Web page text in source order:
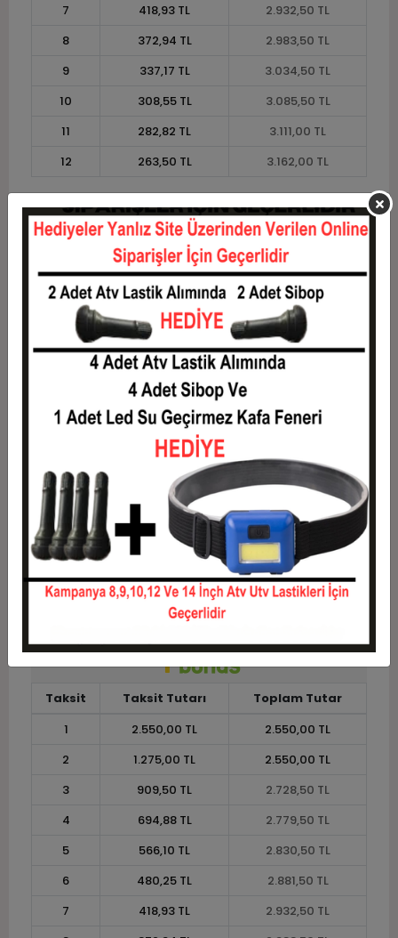
7
418,93 TL
2.932,50 TL
8
372,94 TL
2.983,50 TL
9
337,17 TL
3.034,50 TL
10
308,55 TL
3.085,50 TL
11
282,82 TL
3.111,00 TL
12
263,50 TL 3.162,00 TL
Taksit Tutarı
Toplam Tutar
1
2.550,00 TL
2.550,00 TL
1.275,00 TL
2.550,00 TL
909,50 TL
2.728,50 TL
694,88 TL
2.779,50 TL
566,10 TL
6
480,25 TL
2.881,50 TL
418,93 TL
2.932,50 TL
8
372,94 TL
2.983,50 TL
9
337,17 TL
3.034,50 TL
10
308,55 TL
3.085,50 TL
11
282,82 TL
3.111,00 TL
263,50 TL
Taksit Taksit Tutarı
Toplam Tutar
1
2.550,00 TL
2.550,00 TL
2
1.275,00 TL
2.550,00 TL
3
909,50 TL
2.728,50 TL
4
694,88 TL
2.779,50 TL
5
566,10 TL
2.830,50 TL
6
480,25 TL
2.881,50 TL
7
418,93 TL
2.932,50 TL